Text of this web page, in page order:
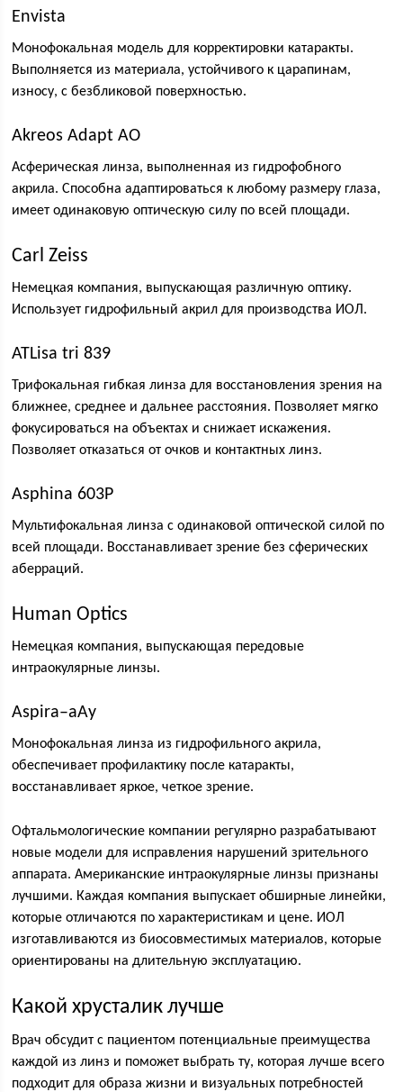
Envista
Монофокальная модель для корректировки катаракты.
Выполняется из материала, устойчивого к царапинам,
износу, с безбликовой поверхностью.
Akreos Adapt AO
Асферическая линза, выполненная из гидрофобного
акрила. Способна адаптироваться к любому размеру глаза,
имеет одинаковую оптическую силу по всей площади.
Carl Zeiss
Немецкая компания, выпускающая различную оптику.
Использует гидрофильный акрил для производства ИОЛ.
ATLisa tri 839
Трифокальная гибкая линза для восстановления зрения на
ближнее, среднее и дальнее расстояния. Позволяет мягко
фокусироваться на объектах и снижает искажения.
Позволяет отказаться от очков и контактных линз.
Asphina 603P
Мультифокальная линза с одинаковой оптической силой по
всей площади. Восстанавливает зрение без сферических
аберраций.
Human Optics
Немецкая компания, выпускающая передовые
интраокулярные линзы.
Aspira–aAy
Монофокальная линза из гидрофильного акрила,
обеспечивает профилактику после катаракты,
восстанавливает яркое, четкое зрение.
Офтальмологические компании регулярно разрабатывают
новые модели для исправления нарушений зрительного
аппарата. Американские интраокулярные линзы признаны
лучшими. Каждая компания выпускает обширные линейки,
которые отличаются по характеристикам и цене. ИОЛ
изготавливаются из биосовместимых материалов, которые
ориентированы на длительную эксплуатацию.
Какой хрусталик лучше
Врач обсудит с пациентом потенциальные преимущества
каждой из линз и поможет выбрать ту, которая лучше всего
подходит для образа жизни и визуальных потребностей